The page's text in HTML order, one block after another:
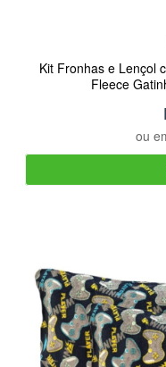
Kit Fronhas e Lençol
Fleece
ou